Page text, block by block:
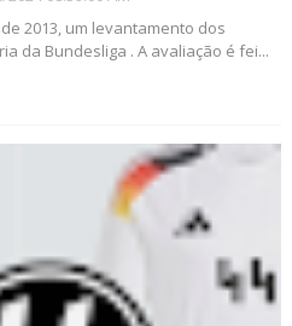
2013, um levantamento dos
da Bundesliga . A avaliação é fei...